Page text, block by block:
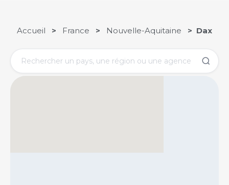
Accueil > France > Nouvelle-Aquitaine > Dax